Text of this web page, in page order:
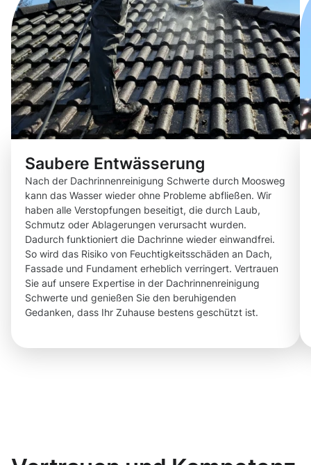
Saubere Entwässerung
Nach der Dachrinnenreinigung Schwerte durch Moosweg
kann das Wasser wieder ohne Probleme abfließen. Wir
haben alle Verstopfungen beseitigt, die durch Laub,
Schmutz oder Ablagerungen verursacht wurden.
Dadurch funktioniert die Dachrinne wieder einwandfrei.
So wird das Risiko von Feuchtigkeitsschäden an Dach,
Fassade und Fundament erheblich verringert. Vertrauen
Sie auf unsere Expertise in der Dachrinnenreinigung
Schwerte und genießen Sie den beruhigenden
Gedanken, dass Ihr Zuhause bestens geschützt ist.